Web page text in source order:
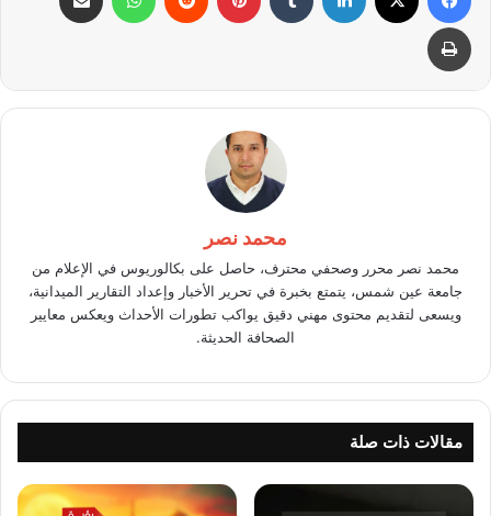
طباعة
محمد نصر
محمد نصر محرر وصحفي محترف، حاصل على بكالوريوس في الإعلام من
جامعة عين شمس، يتمتع بخبرة في تحرير الأخبار وإعداد التقارير الميدانية،
ويسعى لتقديم محتوى مهني دقيق يواكب تطورات الأحداث ويعكس معايير
الصحافة الحديثة.
مقالات ذات صلة